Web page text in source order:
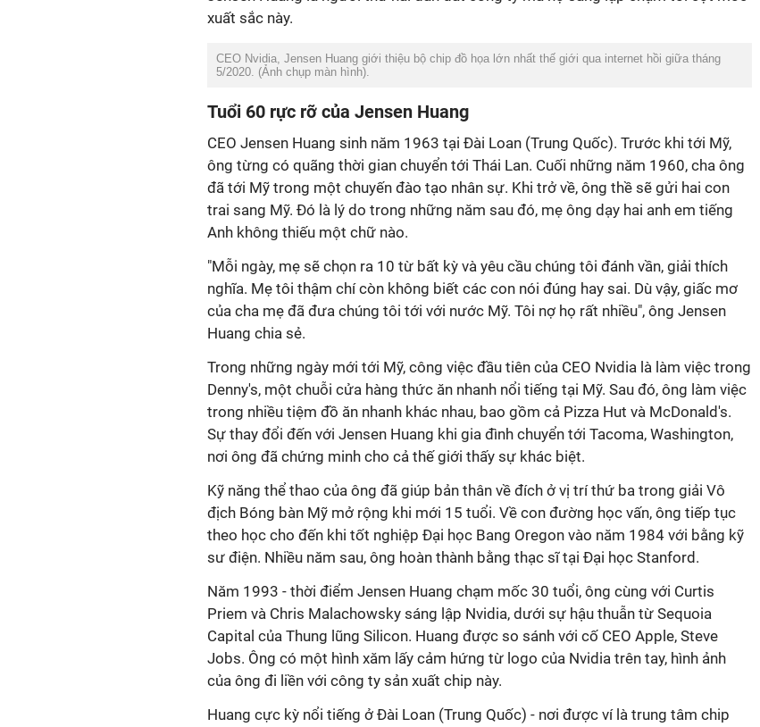
xuất sắc này.
CEO Nvidia, Jensen Huang giới thiệu bộ chip đồ họa lớn nhất thế giới qua internet hồi giữa tháng
5/2020. (Ảnh chụp màn hình).
Tuổi 60 rực rỡ của Jensen Huang
CEO Jensen Huang sinh năm 1963 tại Đài Loan (Trung Quốc). Trước khi tới Mỹ,
ông từng có quãng thời gian chuyển tới Thái Lan. Cuối những năm 1960, cha ông
đã tới Mỹ trong một chuyến đào tạo nhân sự. Khi trở về, ông thề sẽ gửi hai con
trai sang Mỹ. Đó là lý do trong những năm sau đó, mẹ ông dạy hai anh em tiếng
Anh không thiếu một chữ nào.
"Mỗi ngày, mẹ sẽ chọn ra 10 từ bất kỳ và yêu cầu chúng tôi đánh vần, giải thích
nghĩa. Mẹ tôi thậm chí còn không biết các con nói đúng hay sai. Dù vậy, giấc mơ
của cha mẹ đã đưa chúng tôi tới với nước Mỹ. Tôi nợ họ rất nhiều", ông Jensen
Huang chia sẻ.
Trong những ngày mới tới Mỹ, công việc đầu tiên của CEO Nvidia là làm việc trong
Denny's, một chuỗi cửa hàng thức ăn nhanh nổi tiếng tại Mỹ. Sau đó, ông làm việc
trong nhiều tiệm đồ ăn nhanh khác nhau, bao gồm cả Pizza Hut và McDonald's.
Sự thay đổi đến với Jensen Huang khi gia đình chuyển tới Tacoma, Washington,
nơi ông đã chứng minh cho cả thế giới thấy sự khác biệt.
Kỹ năng thể thao của ông đã giúp bản thân về đích ở vị trí thứ ba trong giải Vô
địch Bóng bàn Mỹ mở rộng khi mới 15 tuổi. Về con đường học vấn, ông tiếp tục
theo học cho đến khi tốt nghiệp Đại học Bang Oregon vào năm 1984 với bằng kỹ
sư điện. Nhiều năm sau, ông hoàn thành bằng thạc sĩ tại Đại học Stanford.
Năm 1993 - thời điểm Jensen Huang chạm mốc 30 tuổi, ông cùng với Curtis
Priem và Chris Malachowsky sáng lập Nvidia, dưới sự hậu thuẫn từ Sequoia
Capital của Thung lũng Silicon. Huang được so sánh với cố CEO Apple, Steve
Jobs. Ông có một hình xăm lấy cảm hứng từ logo của Nvidia trên tay, hình ảnh
của ông đi liền với công ty sản xuất chip này.
Huang cực kỳ nổi tiếng ở Đài Loan (Trung Quốc) - nơi được ví là trung tâm chip